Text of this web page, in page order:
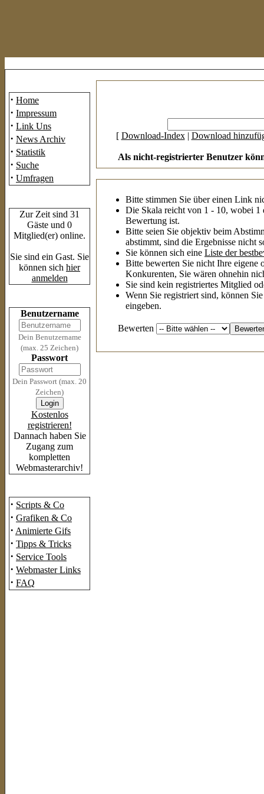
· Home
· Impressum
· Link Uns
· News Archiv
· Statistik
· Suche
· Umfragen
Zur Zeit sind 31
Gäste und 0
Mitglied(er) online.
Sie sind ein Gast. Sie
können sich hier
anmelden
Benutzername
Dein Benutzername
(max. 25 Zeichen)
Passwort
Dein Passwort (max. 20
Zeichen)
Kostenlos
registrieren!
Dannach haben Sie
Zugang zum
kompletten
Webmasterarchiv!
· Scripts & Co
· Grafiken & Co
· Animierte Gifs
· Tipps & Tricks
· Service Tools
· Webmaster Links
· FAQ
[ Download-Index| Download
Als nicht-registrierter Benutzer
Bitte stimmen Sie über einen Link
Die Skala reicht von 1 - 10, wobei 1
Bewertung ist.
Bitte seien Sie objektiv beim
abstimmt, sind die Ergebnisse nicht
Sie können sich eine Liste der
Bitte bewerten Sie nicht Ihre eigene
Konkurenten, Sie wären ohnehin
Sie sind kein registriertes Mitglied
Wenn Sie registriert sind, können
eingeben.
Bewerten